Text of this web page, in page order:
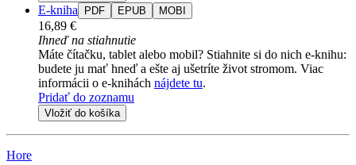
E-kniha PDF EPUB MOBI
16,89 €
Ihneď na stiahnutie
Máte čítačku, tablet alebo mobil? Stiahnite si do nich e-knihu:
budete ju mať hneď a ešte aj ušetríte život stromom. Viac
informácii o e-knihách nájdete tu.
Pridať do zoznamu
Vložiť do košíka
Hore